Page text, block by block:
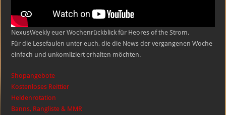
NexusWeekly euer Wochenrückblick für Heores of the Strom.
Für die Lesefaulen unter euch, die die News der vergangenen Woche
einfach und unkomliziert erhalten möchten.
Shopangebote
Kostenloses Reittier
Heldenrotation
Banns, Rangliste & MMR